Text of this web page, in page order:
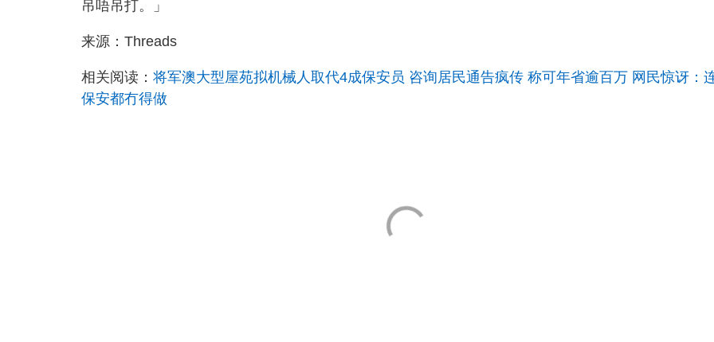
吊唔吊打。」
来源：Threads
相关阅读： 将军澳大型屋苑拟机械人取代4成保安员 咨询居民通告疯传 称可年省逾百万 网民惊讶：
保安都冇得做